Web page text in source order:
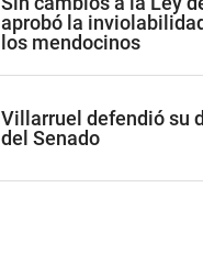
aprobó la
los mendocinos
Villarruel defendió su
del Senado